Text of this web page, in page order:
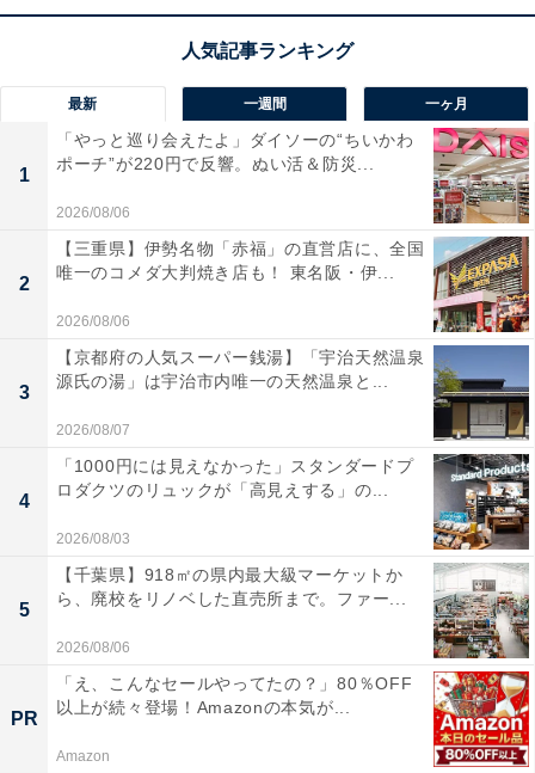
う声があがっています。一方で、「斜めから見ると少し
白っぽく見える」という声も。画質や機能性を重視する
人や、テレビで動画配信サービスをたっぷり楽しみたい
人には、おすすめの商品といえそうです。
あわせて読みたい
【Amazonお買い得情報】Pioneer「車載ス
ピーカー」が特別価格で登場中【4月22日】
【今日チェックしたい】REGZAの人気商品5選
最新 一週間 一ヶ月
1
「やっと巡り会えたよ」ダイソーの“ちいかわ
ポーチ”が220円で反響。ぬい活＆防災...
2026/08/06
2
【三重県】伊勢名物「赤福」の直営店に、全国
唯一のコメダ大判焼き店も！ 東名阪・伊...
2026/08/06
3
【京都府の人気スーパー銭湯】「宇治天然温泉
源氏の湯」は宇治市内唯一の天然温泉と...
2026/08/07
4
「1000円には見えなかった」スタンダードプ
ロダクツのリュックが「高見えする」の...
2026/08/03
5
【千葉県】918㎡の県内最大級マーケットか
ら、廃校をリノベした直売所まで。ファー...
2026/08/06
PR
「え、こんなセールやってたの？」80％OFF
以上が続々登場！Amazonの本気が...
Amazon